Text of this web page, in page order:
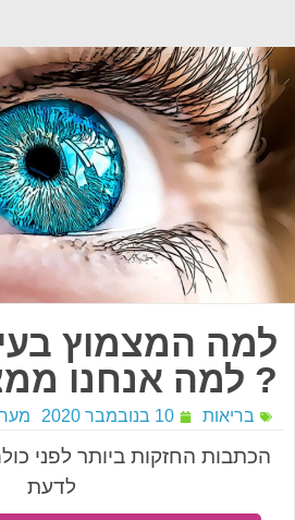
למה המצמוץ
? למה אנחנו
בריאות 10 בנובמבר 2020
הכתבות החזקות ביותר לפני
לדעת